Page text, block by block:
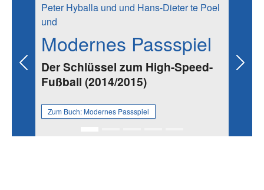
Peter Hyballa und und Hans-Dieter te Poel
und
Modernes Passspiel
Der Schlüssel zum High-Speed-
Fußball (2014/2015)
Zum Buch:Modernes Passspiel
Previous Next